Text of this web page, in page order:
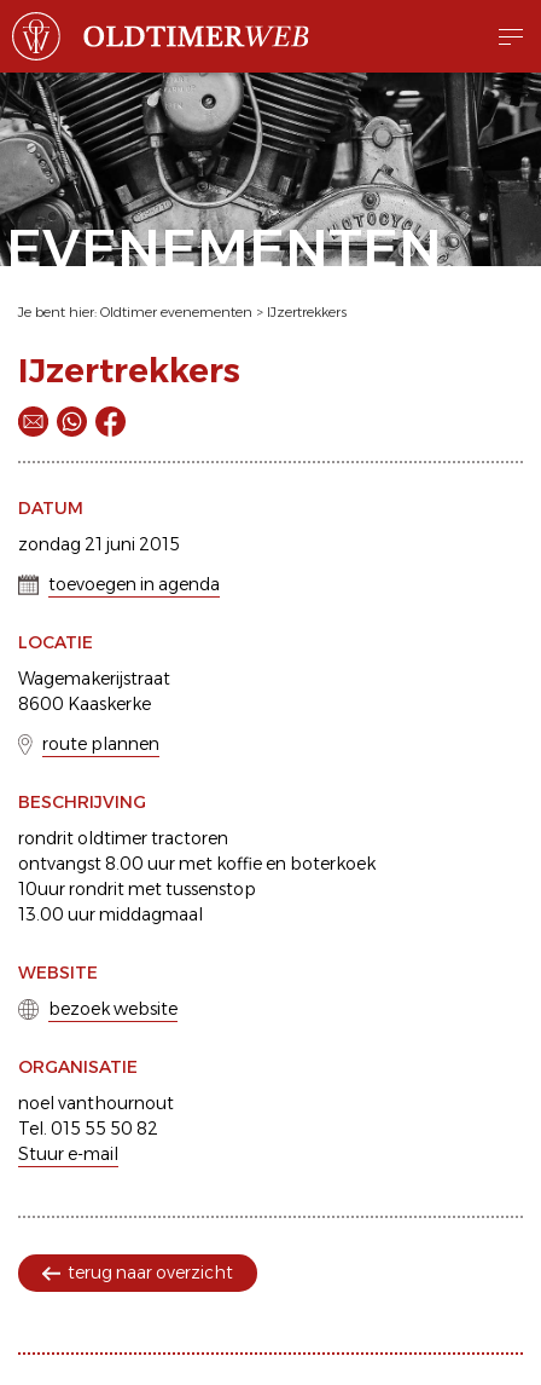
EVENEMENTEN
Je bent hier: Oldtimer evenementen > IJzertrekkers
IJzertrekkers
DATUM
zondag 21 juni 2015
toevoegen in agenda
LOCATIE
Wagemakerijstraat
8600 Kaaskerke
route plannen
BESCHRIJVING
rondrit oldtimer tractoren
ontvangst 8.00 uur met koffie en boterkoek
10uur rondrit met tussenstop
13.00 uur middagmaal
WEBSITE
bezoek website
ORGANISATIE
noel vanthournout
Tel. 015 55 50 82
Stuur e-mail
terug naar overzicht